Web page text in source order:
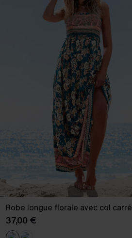
Robe longue florale avec col carré
37,00 €